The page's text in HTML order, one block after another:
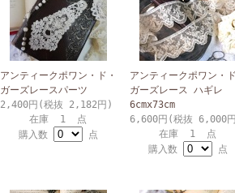
アンティークポワン・ド・
ガーズレースパーツ
2,400円(税抜 2,182円)
在庫 1 点
購入数
点
アンティークポワン・ド
ガーズレース ハギレ
6cmx73cm
6,600円(税抜 6,000
在庫 1 点
購入数
点